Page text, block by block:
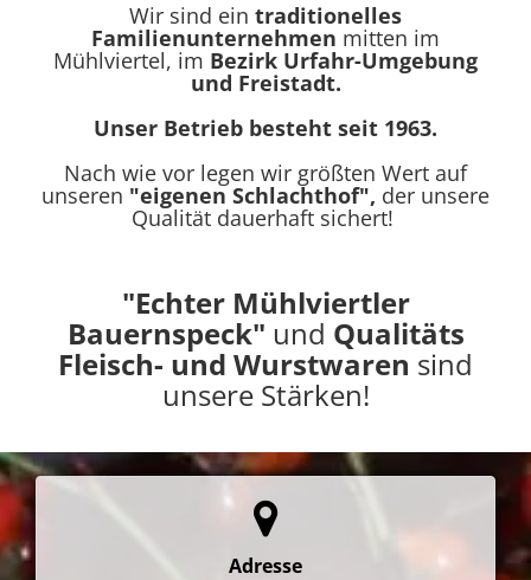
Wir sind ein traditionelles
Familienunternehmen mitten im
Mühlviertel, im Bezirk Urfahr-Umgebung
und Freistadt.
Unser Betrieb besteht seit 1963.
Nach wie vor legen wir größten Wert auf
unseren "eigenen Schlachthof", der unsere
Qualität dauerhaft sichert!
"Echter Mühlviertler
Bauernspeck" und Qualitäts
Fleisch- und Wurstwaren sind
unsere Stärken!
Adresse